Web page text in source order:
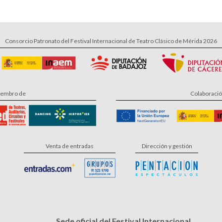
Consorcio Patronato del Festival Internacional de Teatro Clásico de Mérida 2026
de
Venta de entradas Dirección y gestión